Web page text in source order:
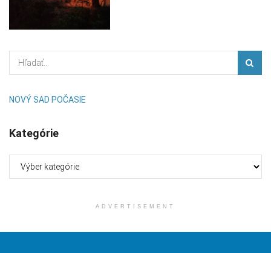
NOVÝ SAD POČASIE
Kategórie
ADVERTISEMENT